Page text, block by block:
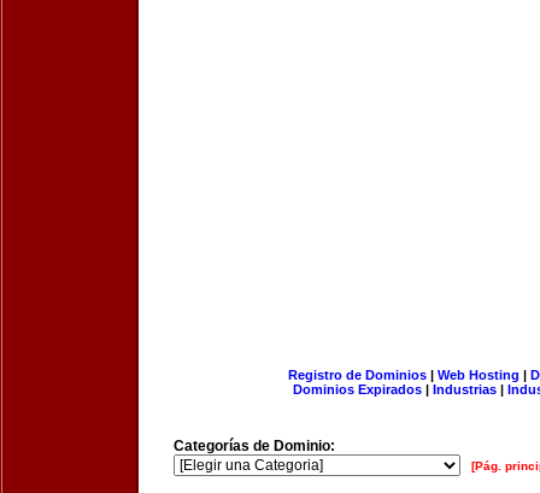
Registro de Dominios| Web Hosting |
Dominios Expirados | Industrias |
Categorías de Dominio:
[Pág.